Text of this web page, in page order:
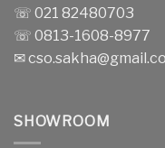
☏ 021 82480703
☏ 0813-1608-8977
✉
SHOWROOM